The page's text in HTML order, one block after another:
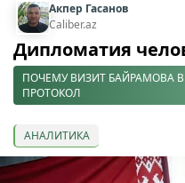
Акпер Гасанов
Caliber.az
Дипломатия
ПОЧЕМУ ВИЗИТ БАЙРАМОВА
ПРОТОКОЛ
АНАЛИТИКА